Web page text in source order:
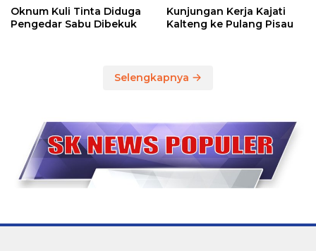
Oknum Kuli Tinta Diduga
Pengedar Sabu Dibekuk
Kunjungan Kerja Kajati
Kalteng ke Pulang Pisau
Selengkapnya